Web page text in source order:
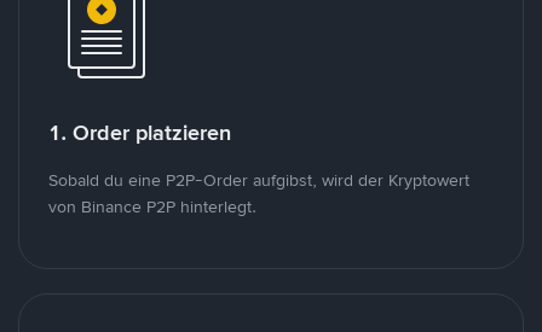
1. Order platzieren
Sobald du eine P2P-Order aufgibst, wird der Kryptowert
von Binance P2P hinterlegt.